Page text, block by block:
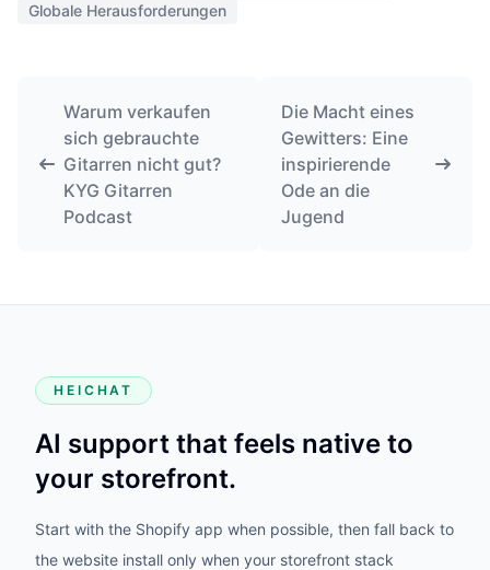
Globale Herausforderungen
Warum verkaufen
sich gebrauchte
Gitarren nicht gut?
KYG Gitarren
Podcast
Die Macht eines
Gewitters: Eine
inspirierende
Ode an die
Jugend
HEICHAT
AI support that feels native to
your storefront.
Start with the Shopify app when possible, then fall back to
the website install only when your storefront stack